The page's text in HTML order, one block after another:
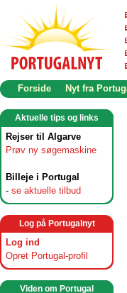
Forside Nyt fra
Aktuelle tips og links
Rejser til Algarve
Prøv ny søgemaskine
Billeje i Portugal
- se aktuelle tilbud
Log på Portugalnyt
Log ind
Opret Portugal-profil
Viden om Portugal